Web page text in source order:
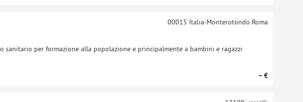
sanitario per formazione alla popolazione e principalmente a bambini e ragazzi
00015 Italia-Monterotondo Roma
– €